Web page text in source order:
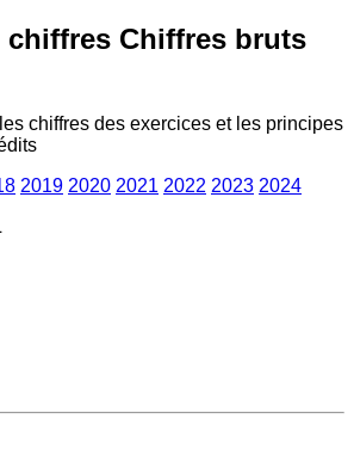
chiffres Chiffres bruts
chiffres des exercices et les principes
2019 2020 2021 2022 2023 2024